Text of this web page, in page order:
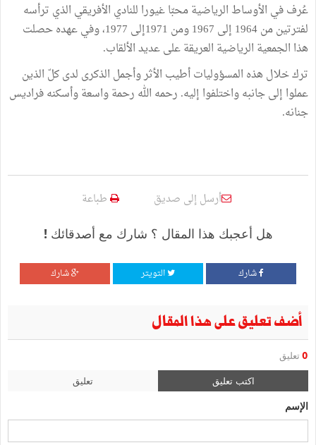
عُرف في الأوساط الرياضية محبّا غيورا للنادي الأفريقي الذي ترأسه
لفترتين من 1964 إلى 1967 ومن 1971إلى 1977، وفي عهده حصلت
هذا الجمعية الرياضية العريقة على عديد الألقاب.
ترك خلال هذه المسؤوليات أطيب الأثر وأجمل الذكرى لدى كلّ الذين
عملوا إلى جانبه واختلفوا إليه. رحمه الله رحمة واسعة وأسكنه فراديس
جنانه.
أرسل إلى صديق طباعة
هل أعجبك هذا المقال ؟ شارك مع أصدقائك !
شارك التويتر شارك
أضف تعليق على هذا المقال
0 تعليق
اكتب تعليق تعليق
الإسم